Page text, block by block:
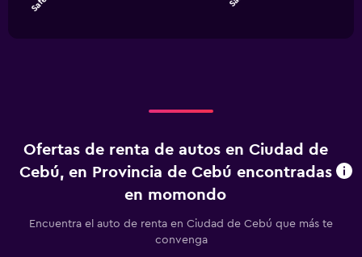
has
The
chart
axis
of
Ofertas de renta de autos en Ciudad de
Cebú, en Provincia de Cebú encontradas
en momondo
Encuentra el auto de renta en Ciudad de Cebú que más te
convenga